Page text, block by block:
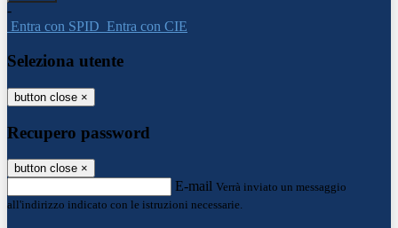
-
Entra con SPID Entra con CIE
Seleziona utente
button close ×
Recupero password
button close ×
E-mail Verrà inviato un messaggio
all'indirizzo indicato con le istruzioni necessarie.